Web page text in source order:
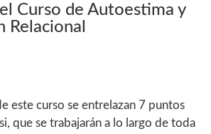
Curso de Autoestima y
Relacional
este curso se entrelazan 7 puntos
que se trabajarán a lo largo de toda